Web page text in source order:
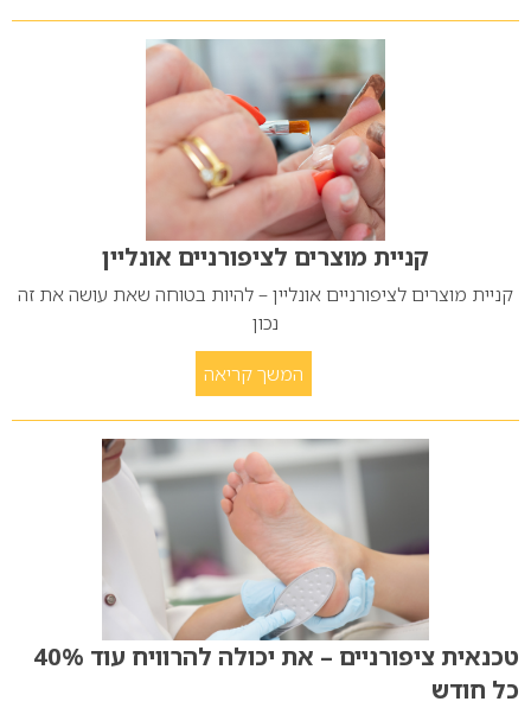
קניית מוצרים לציפורניים אונליין
קניית מוצרים לציפורניים אונליין – להיות בטוחה שאת עושה את זה
נכון
המשך קריאה
טכנאית ציפורניים – את יכולה להרוויח עוד 40%
כל חודש